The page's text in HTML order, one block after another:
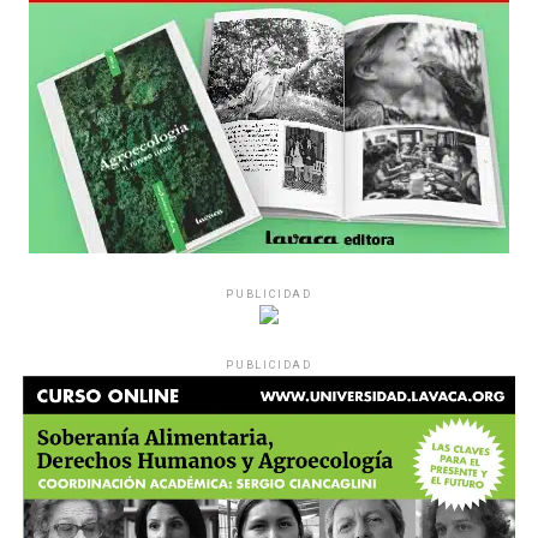
Década perdida: Marta Montero,
mamá de Lucía Pérez
“Estamos como el día 1”. La frase de la madre de la joven
asesinada en 2016 remite a aquel año: cuando
denunciaron que dos narcofemicidas habían abusado y
es a través del interrogante, que puedan encarnar la
pregunta», comparte Gonzalo, de 41 años.
PUBLICIDAD
PUBLICIDAD